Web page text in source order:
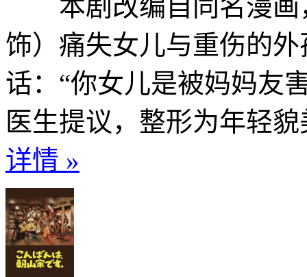
本剧改编自同名漫画
饰）痛失女儿与重伤的
话：“你女儿是被妈妈友
医生提议，整形为年轻
详情 »